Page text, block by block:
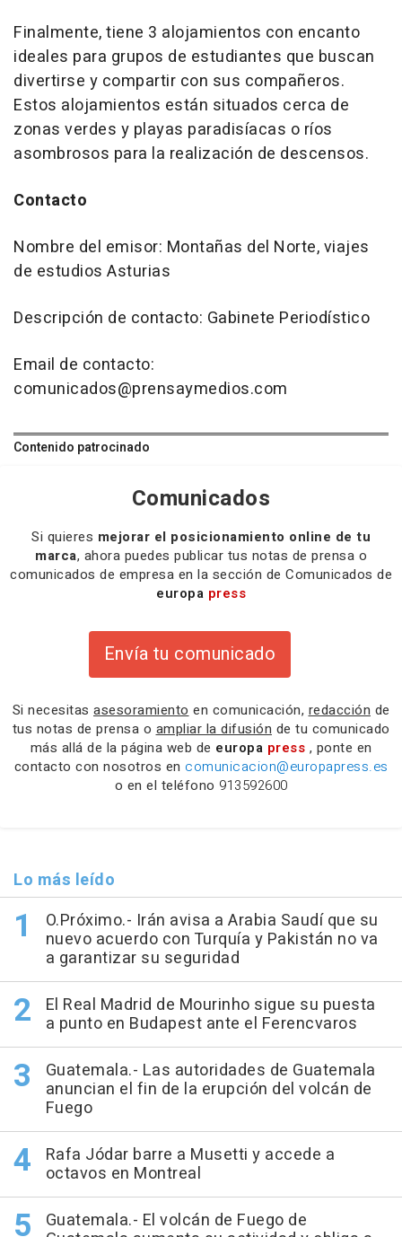
Finalmente, tiene 3 alojamientos con encanto
ideales para grupos de estudiantes que buscan
divertirse y compartir con sus compañeros.
Estos alojamientos están situados cerca de
zonas verdes y playas paradisíacas o ríos
asombrosos para la realización de descensos.
Contacto
Nombre del emisor: Montañas del Norte, viajes
de estudios Asturias
Descripción de contacto: Gabinete Periodístico
Email de contacto:
comunicados@prensaymedios.com
Contenido patrocinado
Comunicados
Si quieres mejorar el posicionamiento online de tu
marca, ahora puedes publicar tus notas de prensa o
comunicados de empresa en la sección de Comunicados de
europa press
Envía tu comunicado
Si necesitas asesoramiento en comunicación, redacción de
tus notas de prensa o ampliar la difusión de tu comunicado
más allá de la página web de europa press , ponte en
contacto con nosotros en comunicacion@europapress.es
o en el teléfono 913592600
Lo más leído
O.Próximo.- Irán avisa a Arabia Saudí que su
nuevo acuerdo con Turquía y Pakistán no va
a garantizar su seguridad
El Real Madrid de Mourinho sigue su puesta
a punto en Budapest ante el Ferencvaros
Guatemala.- Las autoridades de Guatemala
anuncian el fin de la erupción del volcán de
Fuego
Rafa Jódar barre a Musetti y accede a
octavos en Montreal
Guatemala.- El volcán de Fuego de